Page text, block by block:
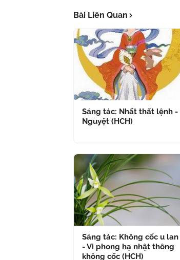
Bài Liên Quan
Sáng tác: Nhất thất lệnh -
Nguyệt (HCH)
Sáng tác: Không cốc u lan
- Vi phong hạ nhật thông
không cốc (HCH)